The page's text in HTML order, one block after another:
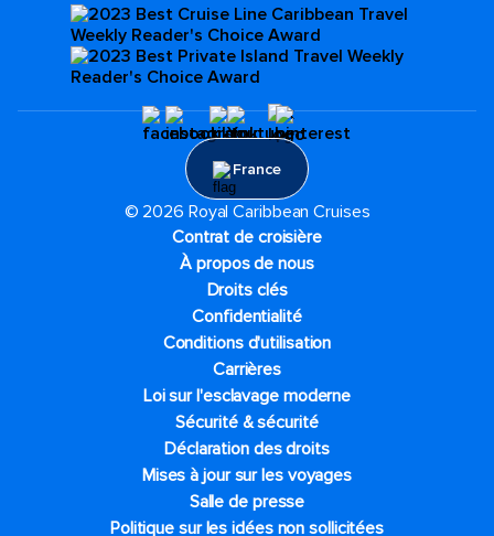
France
© 2026 Royal Caribbean Cruises
Contrat de croisière
À propos de nous
Droits clés
Confidentialité
Conditions d'utilisation
Carrières
Loi sur l'esclavage moderne
Sécurité & sécurité
Déclaration des droits
Mises à jour sur les voyages
Salle de presse
Politique sur les idées non sollicitées